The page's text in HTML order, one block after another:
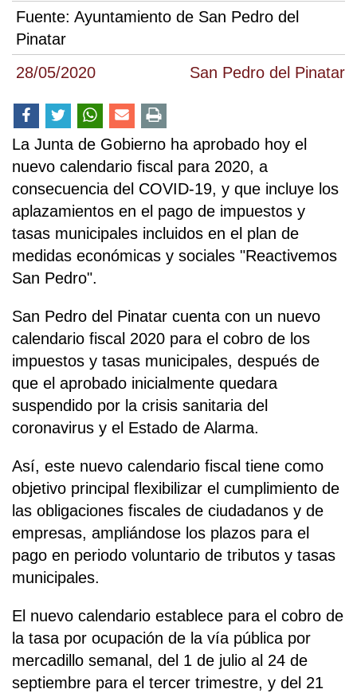
28/05/2020 San Pedro del Pinatar
Fuente: Ayuntamiento de San Pedro del
Pinatar
La Junta de Gobierno ha aprobado hoy el
nuevo calendario fiscal para 2020, a
consecuencia del COVID-19, y que incluye los
aplazamientos en el pago de impuestos y
tasas municipales incluidos en el plan de
medidas económicas y sociales "Reactivemos
San Pedro".
San Pedro del Pinatar cuenta con un nuevo
calendario fiscal 2020 para el cobro de los
impuestos y tasas municipales, después de
que el aprobado inicialmente quedara
suspendido por la crisis sanitaria del
coronavirus y el Estado de Alarma.
Así, este nuevo calendario fiscal tiene como
objetivo principal flexibilizar el cumplimiento de
las obligaciones fiscales de ciudadanos y de
empresas, ampliándose los plazos para el
pago en periodo voluntario de tributos y tasas
municipales.
El nuevo calendario establece para el cobro de
la tasa por ocupación de la vía pública por
mercadillo semanal, del 1 de julio al 24 de
septiembre para el tercer trimestre, y del 21